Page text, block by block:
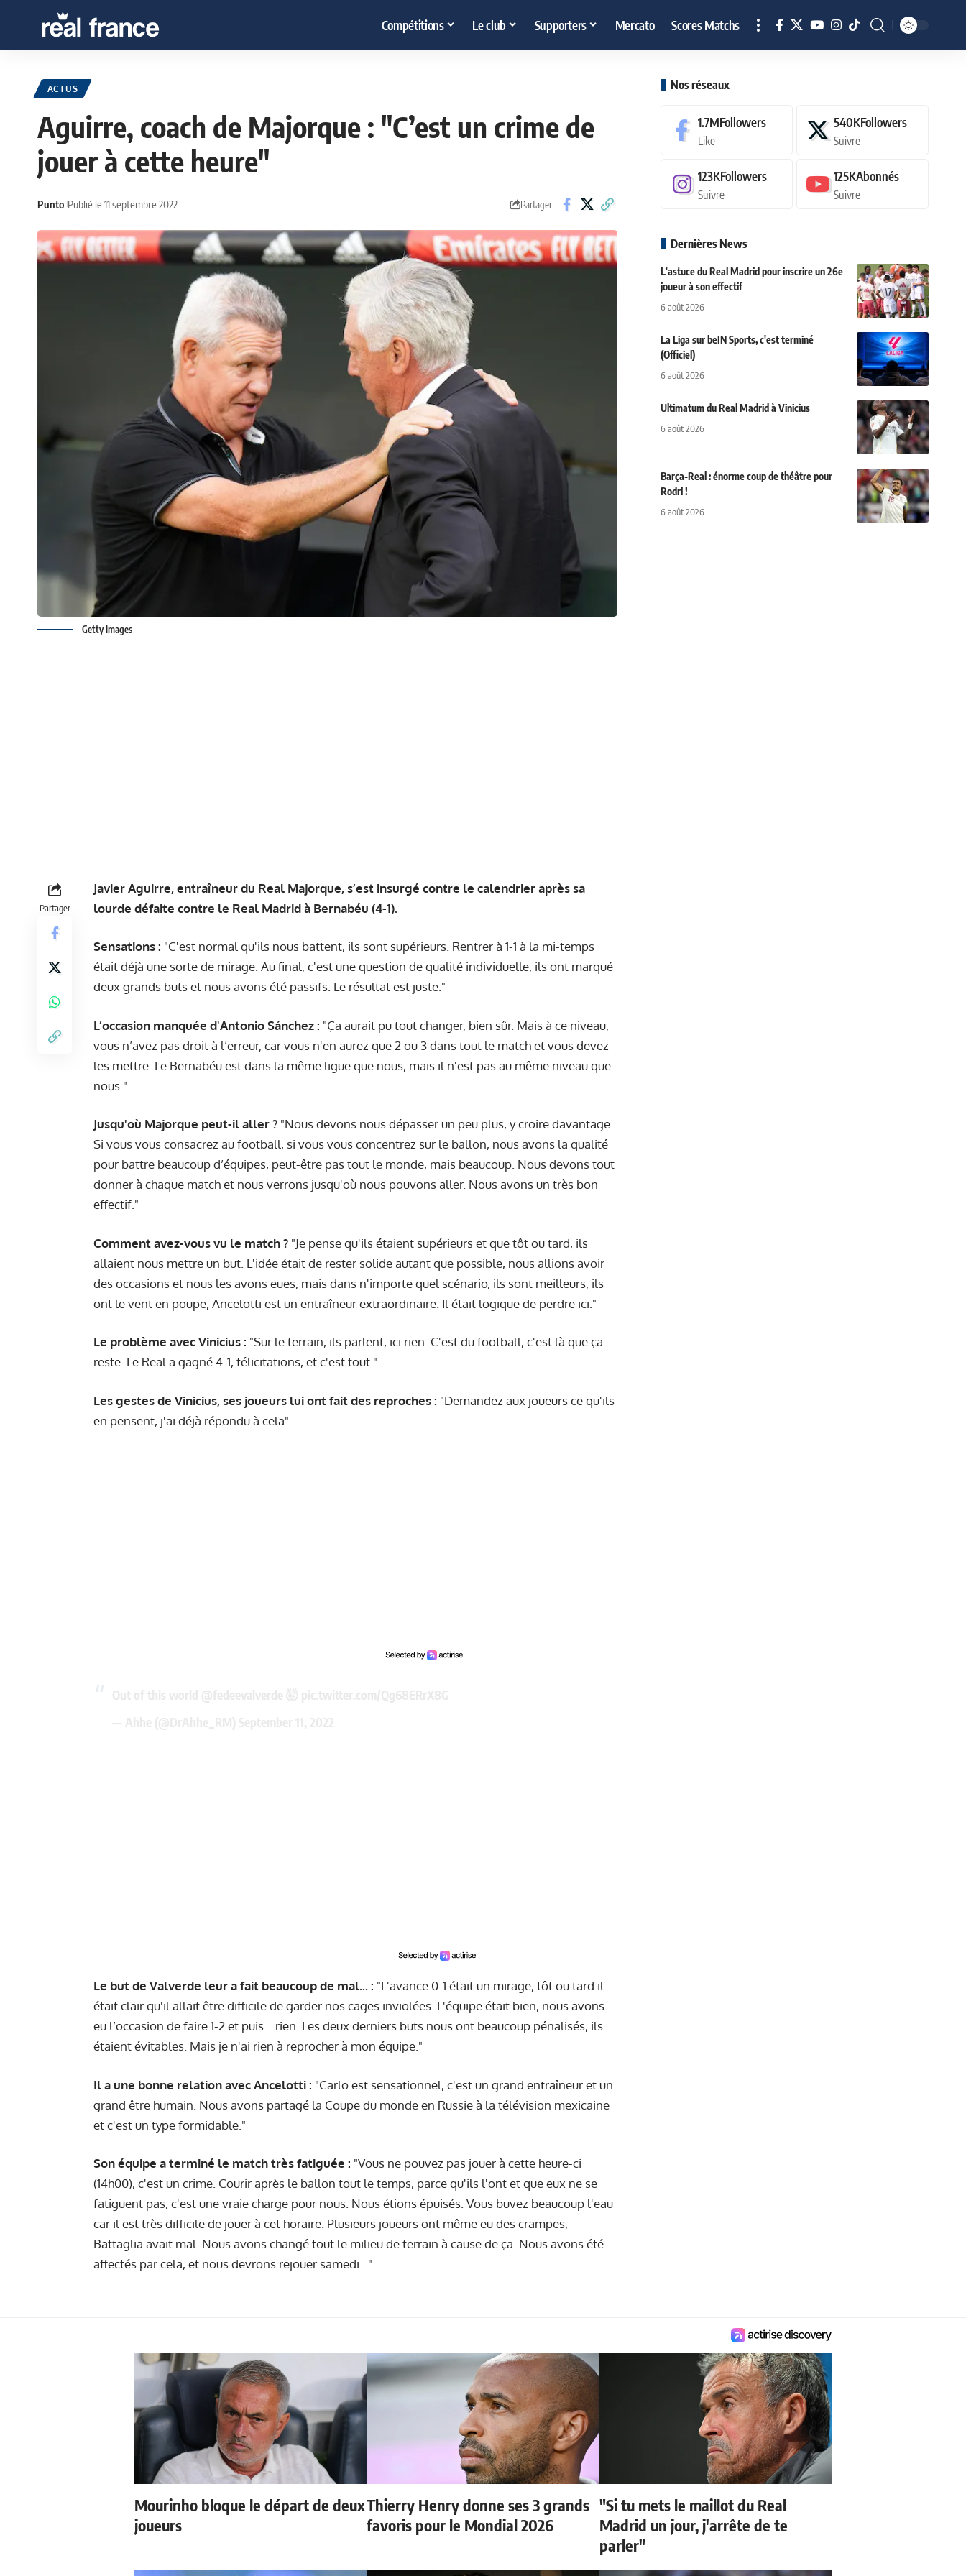
Compétitions Le club Supporters Mercato Scores Matchs
ACTUS
Aguirre, coach de Majorque : "C’est un crime de
jouer à cette heure"
Punto Publié le 11 septembre 2022 Partager
Getty Images
Partager
Javier Aguirre, entraîneur du Real Majorque, s’est insurgé contre le calendrier après sa
lourde défaite contre le Real Madrid à Bernabéu (4-1).
Sensations : "C'est normal qu'ils nous battent, ils sont supérieurs. Rentrer à 1-1 à la mi-temps
était déjà une sorte de mirage. Au final, c'est une question de qualité individuelle, ils ont marqué
deux grands buts et nous avons été passifs. Le résultat est juste."
L’occasion manquée d'Antonio Sánchez : "Ça aurait pu tout changer, bien sûr. Mais à ce niveau,
vous n’avez pas droit à l’erreur, car vous n'en aurez que 2 ou 3 dans tout le match et vous devez
les mettre. Le Bernabéu est dans la même ligue que nous, mais il n'est pas au même niveau que
nous."
Jusqu'où Majorque peut-il aller ? "Nous devons nous dépasser un peu plus, y croire davantage.
Si vous vous consacrez au football, si vous vous concentrez sur le ballon, nous avons la qualité
pour battre beaucoup d’équipes, peut-être pas tout le monde, mais beaucoup. Nous devons tout
donner à chaque match et nous verrons jusqu'où nous pouvons aller. Nous avons un très bon
effectif."
Comment avez-vous vu le match ? "Je pense qu'ils étaient supérieurs et que tôt ou tard, ils
allaient nous mettre un but. L'idée était de rester solide autant que possible, nous allions avoir
des occasions et nous les avons eues, mais dans n'importe quel scénario, ils sont meilleurs, ils
ont le vent en poupe, Ancelotti est un entraîneur extraordinaire. Il était logique de perdre ici."
Le problème avec Vinicius : "Sur le terrain, ils parlent, ici rien. C'est du football, c'est là que ça
reste. Le Real a gagné 4-1, félicitations, et c'est tout."
Les gestes de Vinicius, ses joueurs lui ont fait des reproches : "Demandez aux joueurs ce qu'ils
en pensent, j'ai déjà répondu à cela".
Le but de Valverde leur a fait beaucoup de mal... : "L'avance 0-1 était un mirage, tôt ou tard il
était clair qu'il allait être difficile de garder nos cages inviolées. L'équipe était bien, nous avons
eu l’occasion de faire 1-2 et puis... rien. Les deux derniers buts nous ont beaucoup pénalisés, ils
étaient évitables. Mais je n'ai rien à reprocher à mon équipe."
Il a une bonne relation avec Ancelotti : "Carlo est sensationnel, c'est un grand entraîneur et un
grand être humain. Nous avons partagé la Coupe du monde en Russie à la télévision mexicaine
et c'est un type formidable."
Son équipe a terminé le match très fatiguée : "Vous ne pouvez pas jouer à cette heure-ci
(14h00), c'est un crime. Courir après le ballon tout le temps, parce qu'ils l'ont et que eux ne se
fatiguent pas, c'est une vraie charge pour nous. Nous étions épuisés. Vous buvez beaucoup l'eau
car il est très difficile de jouer à cet horaire. Plusieurs joueurs ont même eu des crampes,
Battaglia avait mal. Nous avons changé tout le milieu de terrain à cause de ça. Nous avons été
affectés par cela, et nous devrons rejouer samedi…"
Nos réseaux
1.7MFollowers
Like
540KFollowers
Suivre
123KFollowers
Suivre
125KAbonnés
Suivre
Dernières News
L'astuce du Real Madrid pour inscrire un 26e
joueur à son effectif
6 août 2026
La Liga sur beIN Sports, c'est terminé
(Officiel)
6 août 2026
Ultimatum du Real Madrid à Vinicius
6 août 2026
Barça-Real : énorme coup de théâtre pour
Rodri !
6 août 2026
Mourinho bloque le départ de deux
joueurs
Thierry Henry donne ses 3 grands
favoris pour le Mondial 2026
"Si tu mets le maillot du Real
Madrid un jour, j'arrête de te
parler"